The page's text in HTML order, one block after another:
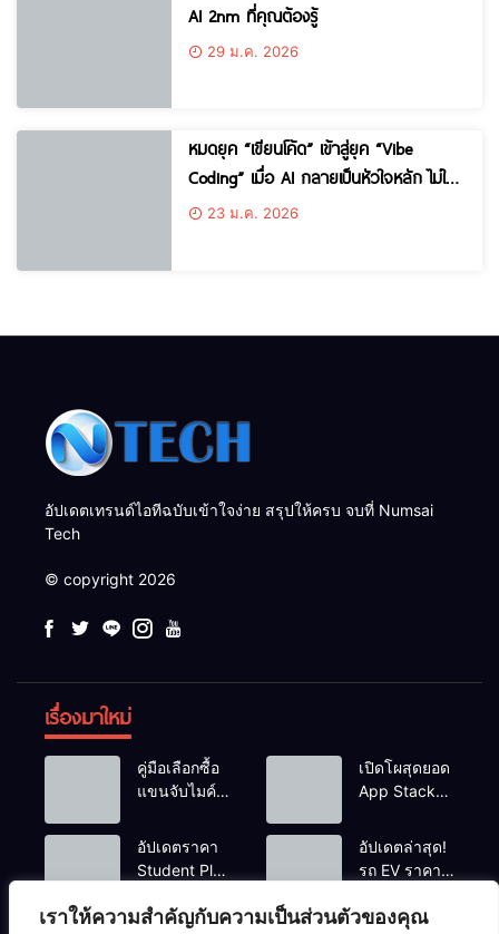
เราให้ความสำคัญกับความเป็นส่วนตัวของคุณ
AI 2nm ที่คุณต้องรู้
29 ม.ค. 2026
หมดยุค “เขียนโค้ด” เข้าสู่ยุค “Vibe
Coding” เมื่อ AI กลายเป็นหัวใจหลัก ไม่ใช่
แค่ส่วนเสริม
23 ม.ค. 2026
อัปเดตเทรนด์ไอทีฉบับเข้าใจง่าย สรุปให้ครบ จบที่ Numsai
Tech
© copyright 2026
เรื่องมาใหม่
คู่มือเลือกซื้อ
แขนจับไมค์
ตั้งโต๊ะ ยก
ระดับคุณภาพ
สตรีมมิ่ง/ยูทูบ
เบอร์ ปี 2026
เปิดโผสุดยอด
App Stack
ใหม่สาย Tech
เตรียมพร้อม
ก่อนเริ่มงาน
จริง
อัปเดตราคา
Student Plan
ศึกษามัดรวม
อัปเดตล่าสุด!
รถ EV ราคา
แสนบาท ปี